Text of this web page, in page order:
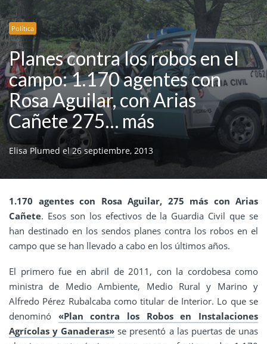
Política
Planes contra los robos en el
campo: 1.170 agentes con
Rosa Aguilar, con Arias
Cañete 275… más
Elisa Plumedel 26 septiembre, 2013
1.170 agentes con Rosa Aguilar, 275 más con Arias
Cañete. Esos son los efectivos de la Guardia Civil que se
han destinado en los sendos planes contra los robos en el
campo que se han llevado a cabo en los últimos años.
El primero fue en abril de 2011, con la cordobesa como
ministra de Medio Ambiente, Medio Rural y Marino y
Alfredo Pérez Rubalcaba como titular de Interior. Lo que se
denominó «Plan contra los Robos en Instalaciones
Agrícolas y Ganaderas» se presentó a las puertas de unas